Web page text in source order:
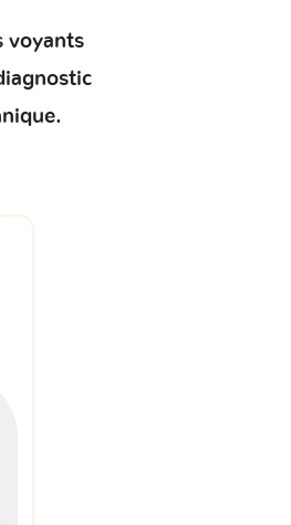
voyants